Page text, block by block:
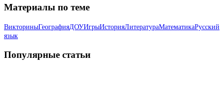
Материалы по теме
ВикториныГеографияДОУИгрыИсторияЛитератураМатематикаРусский
язык
Популярные статьи